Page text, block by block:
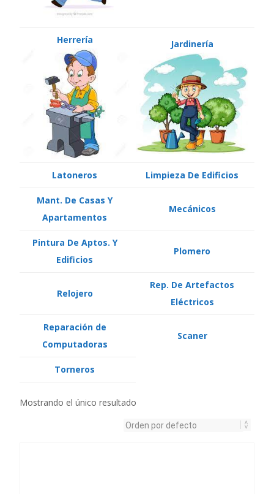
Herrería Jardinería
Latoneros Limpieza De Edificios
Mant. De Casas Y
Apartamentos
Mecánicos
Pintura De Aptos. Y
Edificios
Plomero
Relojero
Rep. De Artefactos
Eléctricos
Reparación de
Computadoras
Scaner
Torneros
Mostrando el único resultado